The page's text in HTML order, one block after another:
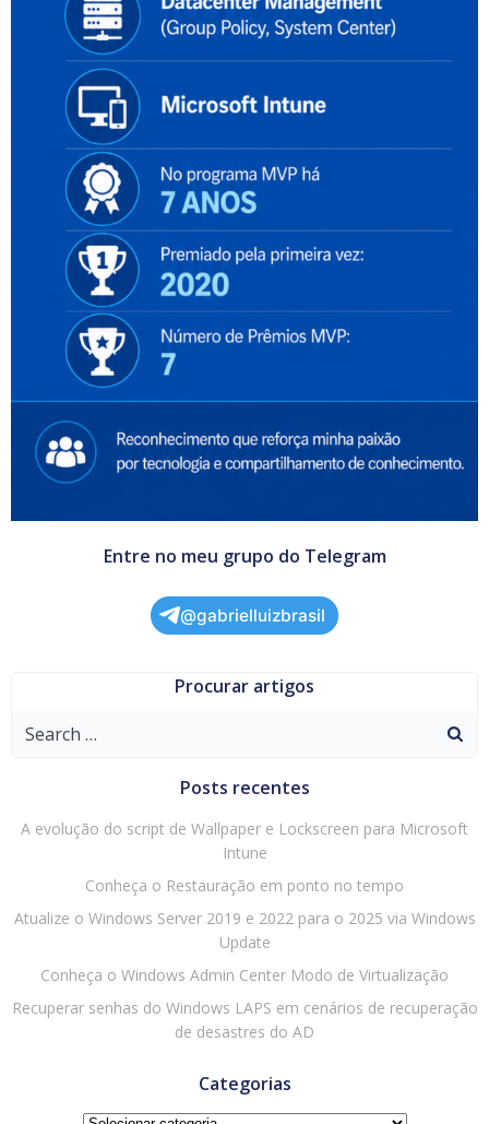
Entre no meu grupo do Telegram
@gabrielluizbrasil
Procurar artigos
Search
Posts recentes
A evolução do script de Wallpaper e Lockscreen para Microsoft
Intune
Conheça o Restauração em ponto no tempo
Atualize o Windows Server 2019 e 2022 para o 2025 via Windows
Update
Conheça o Windows Admin Center Modo de Virtualização
Recuperar senhas do Windows LAPS em cenários de recuperação
de desastres do AD
Categorias